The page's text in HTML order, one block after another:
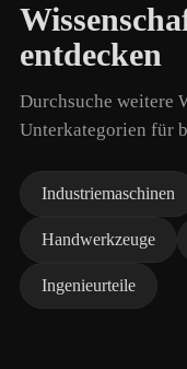
entdecken
Durchsuche weitere
Unterkategorien für
Industriemaschinen
Handwerkzeuge
Ingenieurteile